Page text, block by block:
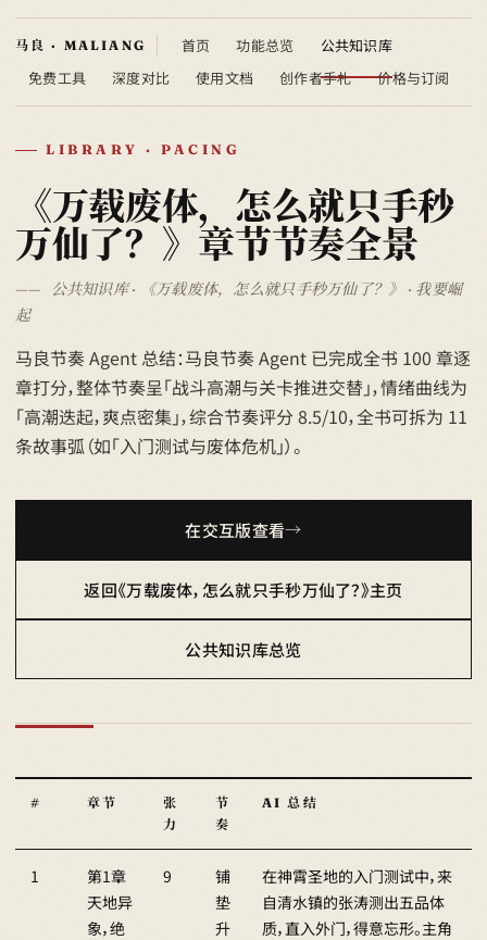
首页 功能总览
公共知识库
免费工具
深度对比 使用文档 创作者手札 价格与订阅
LIBRARY · PACING
《万载废体，怎么就只手秒
万仙了？》章节节奏全景
公共知识库 · 《万载废体，怎么就只手秒万仙了？》 · 我要崛
起
马良节奏 Agent 总结：马良节奏 Agent 已完成全书 100 章逐
章打分，整体节奏呈「战斗高潮与关卡推进交替」，情绪曲线为
「高潮迭起，爽点密集」，综合节奏评分 8.5/10，全书可拆为 11
条故事弧（如「入门测试与废体危机」）。
在交互版查看
返回《万载废体，怎么就只手秒万仙了？》主页
公共知识库总览
# 章节
张
力
节
奏
AI 总结
1
第1章
天地异
象，绝
9
铺
垫
升
在神霄圣地的入门测试中，来
自清水镇的张涛测出五品体
质，直入外门，得意忘形。主角